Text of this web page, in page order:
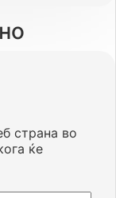
страна во
ќе